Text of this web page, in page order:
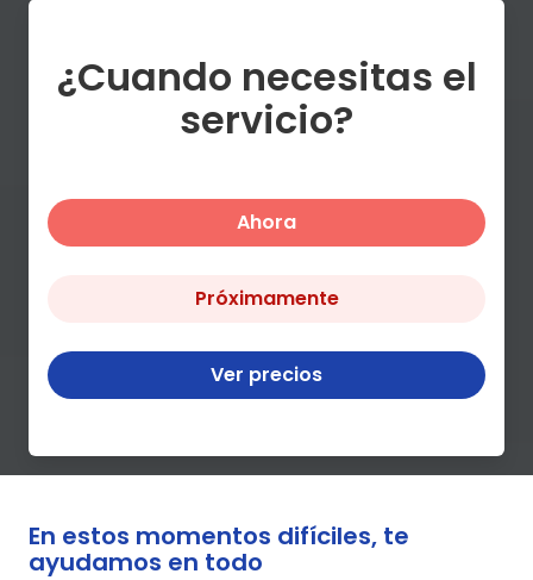
¿Cuando necesitas el
servicio?
Ahora
Próximamente
Ver precios
En estos momentos difíciles, te
ayudamos en todo